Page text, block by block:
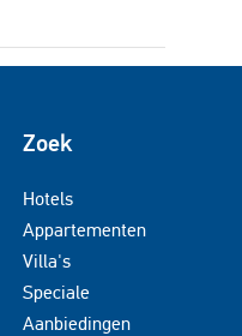
Zoek
Hotels
Appartementen
Villa's
Speciale
Aanbiedingen